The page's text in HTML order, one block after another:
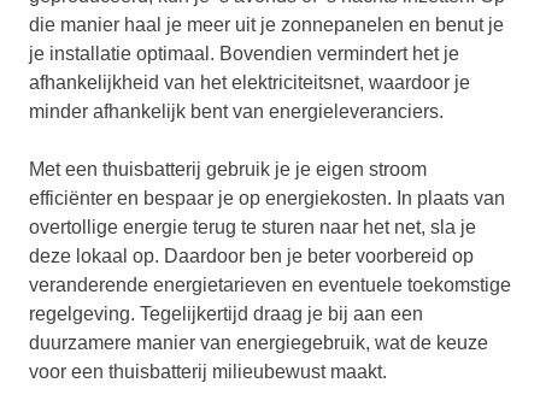
die manier haal je meer uit je zonnepanelen en benut je
je installatie optimaal. Bovendien vermindert het je
afhankelijkheid van het elektriciteitsnet, waardoor je
minder afhankelijk bent van energieleveranciers.
Met een thuisbatterij gebruik je je eigen stroom
efficiënter en bespaar je op energiekosten. In plaats van
overtollige energie terug te sturen naar het net, sla je
deze lokaal op. Daardoor ben je beter voorbereid op
veranderende energietarieven en eventuele toekomstige
regelgeving. Tegelijkertijd draag je bij aan een
duurzamere manier van energiegebruik, wat de keuze
voor een thuisbatterij milieubewust maakt.